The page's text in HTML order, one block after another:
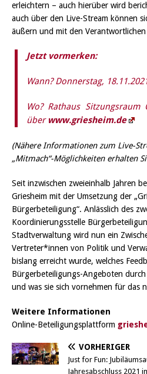
erleichtern – auch hierüber wird
auch über den Live-Stream können
äußern und mit den Verantwortlichen
Jetzt vormerken:
Wann? Donnerstag,
Wo? Rathaus
über www.griesheim.de
(Nähere Informationen zum Live-
„Mitmach“-Möglichkeiten erhalten
Seit inzwischen zweieinhalb Jahren
Griesheim mit der Umsetzung der
Bürgerbeteiligung“. Anlässlich des
Koordinierungsstelle
Stadtverwaltung wird nun ein
Vertreter*innen von Politik und
bislang erreicht wurde, welches
Bürgerbeteiligungs-Angeboten
und was sie sich vornehmen für das
Weitere Informationen
Online-Beteiligungsplattform
VORHERIGER
Just for Fun:
Jahresabschluss 2021